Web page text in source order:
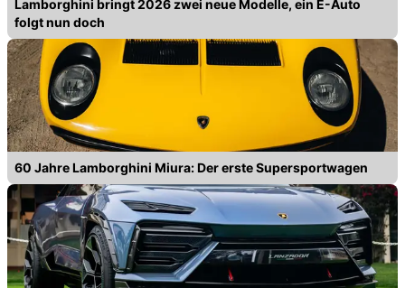
Lamborghini bringt 2026 zwei neue Modelle, ein E-Auto
folgt nun doch
60 Jahre Lamborghini Miura: Der erste Supersportwagen